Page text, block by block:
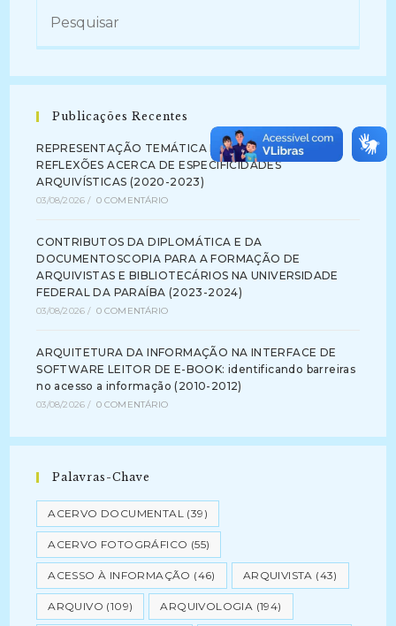
Publicações Recentes
REPRESENTAÇÃO TEMÁTICA DA INFORMAÇÃO:
REFLEXÕES ACERCA DE ESPECIFICIDADES
ARQUIVÍSTICAS (2020-2023)
03/08/2026 / 0 COMENTÁRIO
CONTRIBUTOS DA DIPLOMÁTICA E DA
DOCUMENTOSCOPIA PARA A FORMAÇÃO DE
ARQUIVISTAS E BIBLIOTECÁRIOS NA UNIVERSIDADE
FEDERAL DA PARAÍBA (2023-2024)
03/08/2026 / 0 COMENTÁRIO
ARQUITETURA DA INFORMAÇÃO NA INTERFACE DE
SOFTWARE LEITOR DE E-BOOK: identificando barreiras
no acesso a informação (2010-2012)
03/08/2026 / 0 COMENTÁRIO
Palavras-Chave
ACERVO DOCUMENTAL (39)
ACERVO FOTOGRÁFICO (55)
ACESSO À INFORMAÇÃO (46) ARQUIVISTA (43)
ARQUIVO (109) ARQUIVOLOGIA (194)